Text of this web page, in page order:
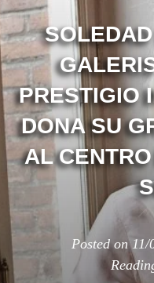
PRESTIGIO
DONA SU
AL
Posted on11/